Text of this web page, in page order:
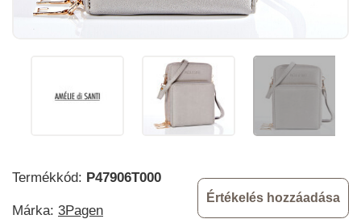
Termékkód: P47906T000
Márka: 3Pagen
Értékelés hozzáadása